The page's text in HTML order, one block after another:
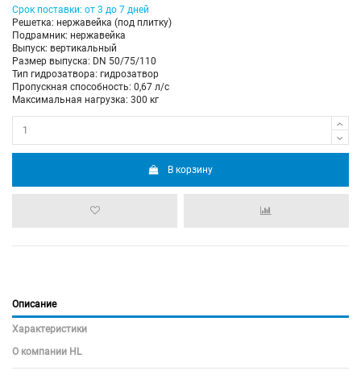
Срок поставки: от 3 до 7 дней
Решетка: нержавейка (под плитку)
Подрамник: нержавейка
Выпуск: вертикальный
Размер выпуска: DN 50/75/110
Тип гидрозатвора: гидрозатвор
Пропускная способность: 0,67 л/с
Максимальная нагрузка: 300 кг
В корзину
Описание
Характеристики
О компании HL